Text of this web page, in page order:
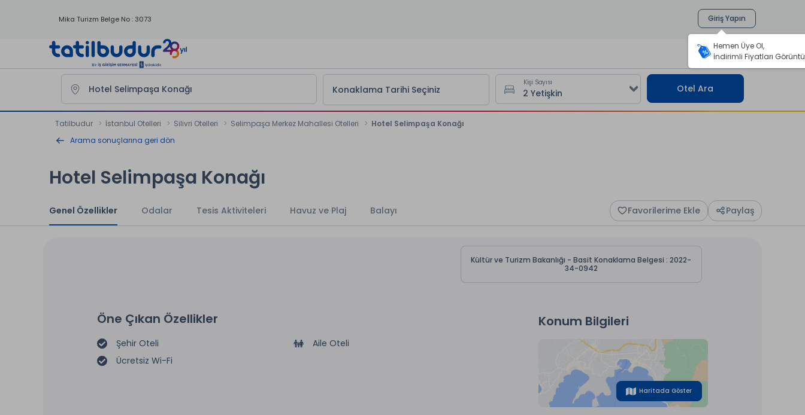
Mika Turizm Belge No : 3073 Giriş Yapın
Konaklama Tarihi Seçiniz
Kişi Sayısı
Otel Ara
Tatilbudur İstanbul Otelleri Silivri Otelleri Selimpaşa Merkez Mahallesi Otelleri
Hotel Selimpaşa Konağı
Arama sonuçlarına geri dön
Hotel Selimpaşa Konağı
Genel Özellikler Odalar Tesis Aktiviteleri Havuz ve Plaj Balayı Favorilerime Ekle Paylaş
Kültür ve Turizm Bakanlığı - Basit Konaklama Belgesi : 2022-
34-0942
Öne Çıkan Özellikler
Şehir Oteli
Aile Oteli
Ücretsiz Wi-Fi
Konum Bilgileri
Haritada Göster
Hemen Üye Ol,
İndirimli Fiyatları